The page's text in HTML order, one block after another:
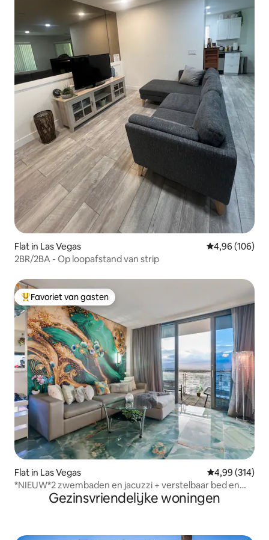
Flat in Las Vegas Gemiddelde
4,96 (106)
2BR/2BA - Op loopafstand van strip
Topfavoriet van gasten
Favoriet van gasten
Flat in Las Vegas Gemiddelde
4,99 (314)
*NIEUW*2 zwembaden en jacuzzi + verstelbaar bed en
massagestoelGezinsvriendelijke woningen